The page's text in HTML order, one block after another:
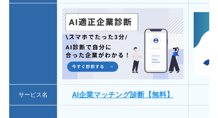
サービス名 AI企業マッチング診断【無料】